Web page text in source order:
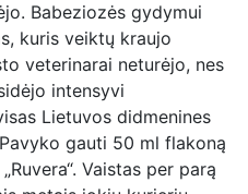
Babeziozės gydymui
kuris veiktų kraujo
veterinarai neturėjo, nes
intensyvi
Lietuvos didmenines
gauti 50 ml flakoną
Vaistas per parą